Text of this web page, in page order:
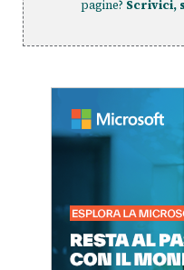
pagine? Scrivici,